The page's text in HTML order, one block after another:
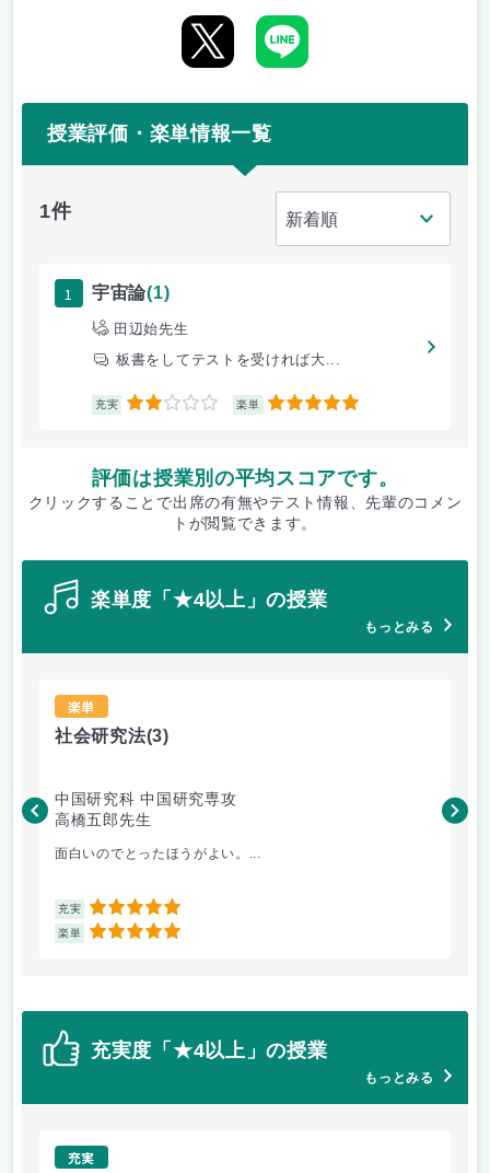
授業評価・楽単情報一覧
1件
1 宇宙論(1)
田辺始先生
板書をしてテストを受ければ大...
充実 2 楽単 5
評価は授業別の平均スコアです。
クリックすることで出席の有無やテスト情報、先輩のコメン
トが閲覧できます。
楽単度「★4以上」の授業
もっとみる
楽単
社会研究法(3)
中国研究科 中国研究専攻
高橋五郎先生
面白いのでとったほうがよい。...
充実 5
楽単 5
木
充実度「★4以上」の授業
もっとみる
充実